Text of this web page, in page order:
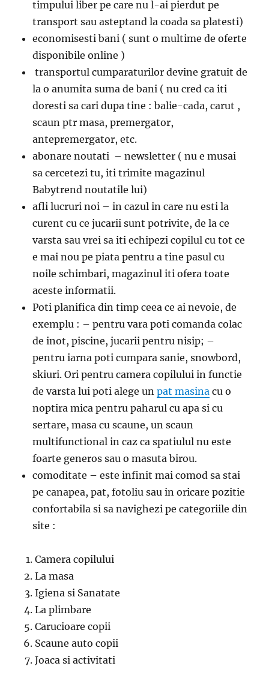
timpului liber pe care nu l-ai pierdut pe
transport sau asteptand la coada sa platesti)
economisesti bani ( sunt o multime de oferte
disponibile online )
transportul cumparaturilor devine gratuit de
la o anumita suma de bani ( nu cred ca iti
doresti sa cari dupa tine : balie-cada, carut ,
scaun ptr masa, premergator,
antepremergator, etc.
abonare noutati – newsletter ( nu e musai
sa cercetezi tu, iti trimite magazinul
Babytrend noutatile lui)
afli lucruri noi – in cazul in care nu esti la
curent cu ce jucarii sunt potrivite, de la ce
varsta sau vrei sa iti echipezi copilul cu tot ce
e mai nou pe piata pentru a tine pasul cu
noile schimbari, magazinul iti ofera toate
aceste informatii.
Poti planifica din timp ceea ce ai nevoie, de
exemplu : – pentru vara poti comanda colac
de inot, piscine, jucarii pentru nisip; –
pentru iarna poti cumpara sanie, snowbord,
skiuri. Ori pentru camera copilului in functie
de varsta lui poti alege unpat masina cu o
noptira mica pentru paharul cu apa si cu
sertare, masa cu scaune, un scaun
multifunctional in caz ca spatiulul nu este
foarte generos sau o masuta birou.
comoditate – este infinit mai comod sa stai
pe canapea, pat, fotoliu sau in oricare pozitie
confortabila si sa navighezi pe categoriile din
site :
Camera copilului
La masa
Igiena si Sanatate
La plimbare
Carucioare copii
Scaune auto copii
Joaca si activitati